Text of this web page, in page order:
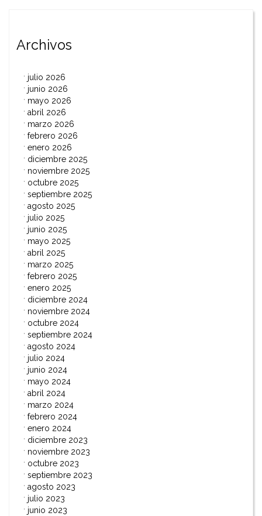
Archivos
julio 2026
junio 2026
mayo 2026
abril 2026
marzo 2026
febrero 2026
enero 2026
diciembre 2025
noviembre 2025
octubre 2025
septiembre 2025
agosto 2025
julio 2025
junio 2025
mayo 2025
abril 2025
marzo 2025
febrero 2025
enero 2025
diciembre 2024
noviembre 2024
octubre 2024
septiembre 2024
agosto 2024
julio 2024
junio 2024
mayo 2024
abril 2024
marzo 2024
febrero 2024
enero 2024
diciembre 2023
noviembre 2023
octubre 2023
septiembre 2023
agosto 2023
julio 2023
junio 2023